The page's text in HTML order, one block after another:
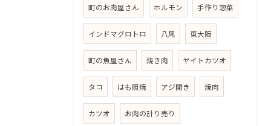
町のお肉屋さん ホルモン 手作り惣菜
インドマグロトロ 八尾 東大阪
町の魚屋さん 焼き肉 ヤイトカツオ
タコ はも照焼 アジ開き 焼肉
カツオ お肉の計り売り